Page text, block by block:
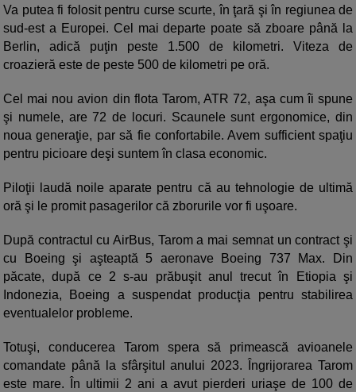
Va putea fi folosit pentru curse scurte, în ţară şi în regiunea de
sud-est a Europei. Cel mai departe poate să zboare până la
Berlin, adică puţin peste 1.500 de kilometri. Viteza de
croazieră este de peste 500 de kilometri pe oră.
Cel mai nou avion din flota Tarom, ATR 72, aşa cum îi spune
şi numele, are 72 de locuri. Scaunele sunt ergonomice, din
noua generaţie, par să fie confortabile. Avem sufficient spaţiu
pentru picioare deşi suntem în clasa economic.
Piloţii laudă noile aparate pentru că au tehnologie de ultimă
oră şi le promit pasagerilor că zborurile vor fi uşoare.
După contractul cu AirBus, Tarom a mai semnat un contract şi
cu Boeing şi aşteaptă 5 aeronave Boeing 737 Max. Din
păcate, după ce 2 s-au prăbuşit anul trecut în Etiopia şi
Indonezia, Boeing a suspendat producţia pentru stabilirea
eventualelor probleme.
Totuşi, conducerea Tarom spera să primească avioanele
comandate până la sfârşitul anului 2023. Îngrijorarea Tarom
este mare. În ultimii 2 ani a avut pierderi uriaşe de 100 de